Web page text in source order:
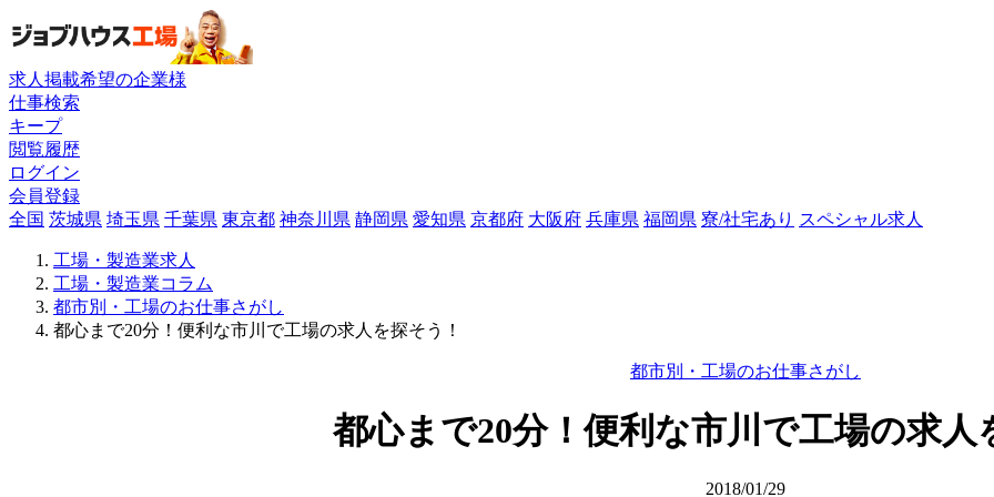
求人掲載希望の企業様
仕事検索
キープ
閲覧履歴
ログイン
会員登録
全国 茨城県 埼玉県 千葉県 東京都 神奈川県 静岡県 愛知県 京都府 大阪府 兵庫県 福岡県 寮/社宅あり スペシャル求人
工場・製造業求人
工場・製造業コラム
都市別・工場のお仕事さがし
都心まで20分！便利な市川で工場の求人を探そう！
都市別・工場のお仕事さがし
都心まで20分！便利な市川で工場の求人
2018/01/29